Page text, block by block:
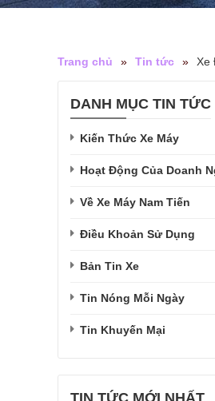
Trang chủ » Tin tức » Xe
DANH MỤC TIN TỨC
Kiến Thức Xe Máy
Hoạt Động Của Doanh
Về Xe Máy Nam Tiến
Điều Khoản Sử Dụng
Bản Tin Xe
Tin Nóng Mỗi Ngày
Tin Khuyến Mại
TIN TỨC MỚI NHẤT